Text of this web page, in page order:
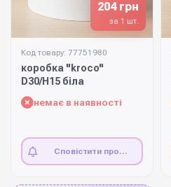
204 грн
за 1 шт.
Код товару: 77751980
коробка "kroco"
D30/H15 біла
немає в наявності
Сповістити про